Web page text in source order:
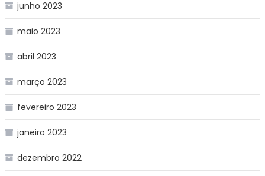
junho 2023
maio 2023
abril 2023
março 2023
fevereiro 2023
janeiro 2023
dezembro 2022